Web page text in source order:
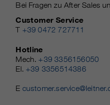
Bei Fragen zu After Sales
Customer Service
T +39 0472 727711
Hotline
Mech. +39 3356156050
El. +39 3356514386
E